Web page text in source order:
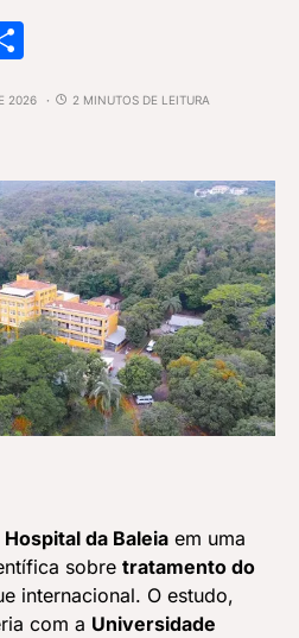
2026
2 MINUTOS DE LEITURA
Hospital da Baleia em uma
sobre tratamento do
internacional. O estudo,
com a Universidade